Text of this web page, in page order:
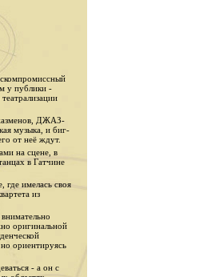
у публики -
ДЖАЗ-
музыка, и биг-
от неё ждут.
на сцене, в
в Гатчине
где имелась своя
из
оригинальной
ориентируясь
- а он с